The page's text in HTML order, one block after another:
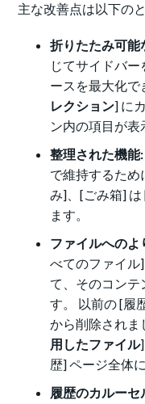
主な改善点は以下の
折りたたみ可能
じてサイドバ
ースを最大化で
レクション] に
ン内の項目が表
整理された機能:
で維持するため
み]、[ごみ箱] は
ます。
ファイルへのよ
べてのファイル
て、 そのコンテ
す。 以前の [履
から削除されま
用したファイル
歴] ページ全体
履歴のカルー